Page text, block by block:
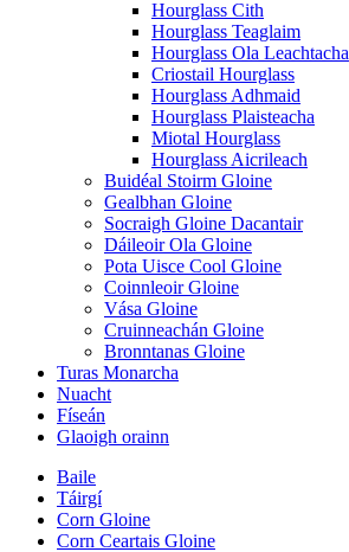
Hourglass Cith
Hourglass Teaglaim
Hourglass Ola Leachtacha
Criostail Hourglass
Hourglass Adhmaid
Hourglass Plaisteacha
Miotal Hourglass
Hourglass Aicrileach
Buidéal Stoirm Gloine
Gealbhan Gloine
Socraigh Gloine Dacantair
Dáileoir Ola Gloine
Pota Uisce Cool Gloine
Coinnleoir Gloine
Vása Gloine
Cruinneachán Gloine
Bronntanas Gloine
Turas Monarcha
Nuacht
Físeán
Glaoigh orainn
Baile
Táirgí
Corn Gloine
Corn Ceartais Gloine